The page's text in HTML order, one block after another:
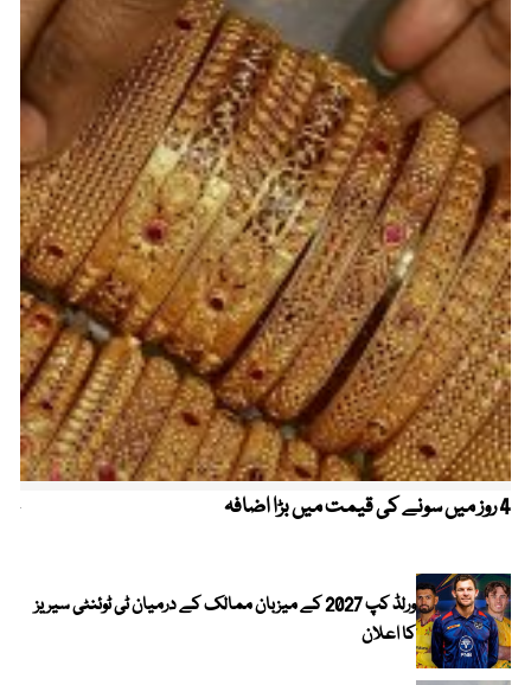
4 روز میں سونے کی قیمت میں بڑا اضافہ
ورلڈ کپ 2027 کے میزبان ممالک کے درمیان ٹی ٹوئنٹی سیریز
کا اعلان